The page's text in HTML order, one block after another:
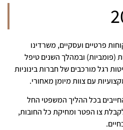
פרטיים ועסקיים, משרדינו
(פומביות) ובמהלך השנים טיפל
רגל מורכבים של חברות בינוניות
עם צוות מיומן מאחורי.
בכל ההליך המשפטי החל
צו הפטר ומחיקת כל החובות,